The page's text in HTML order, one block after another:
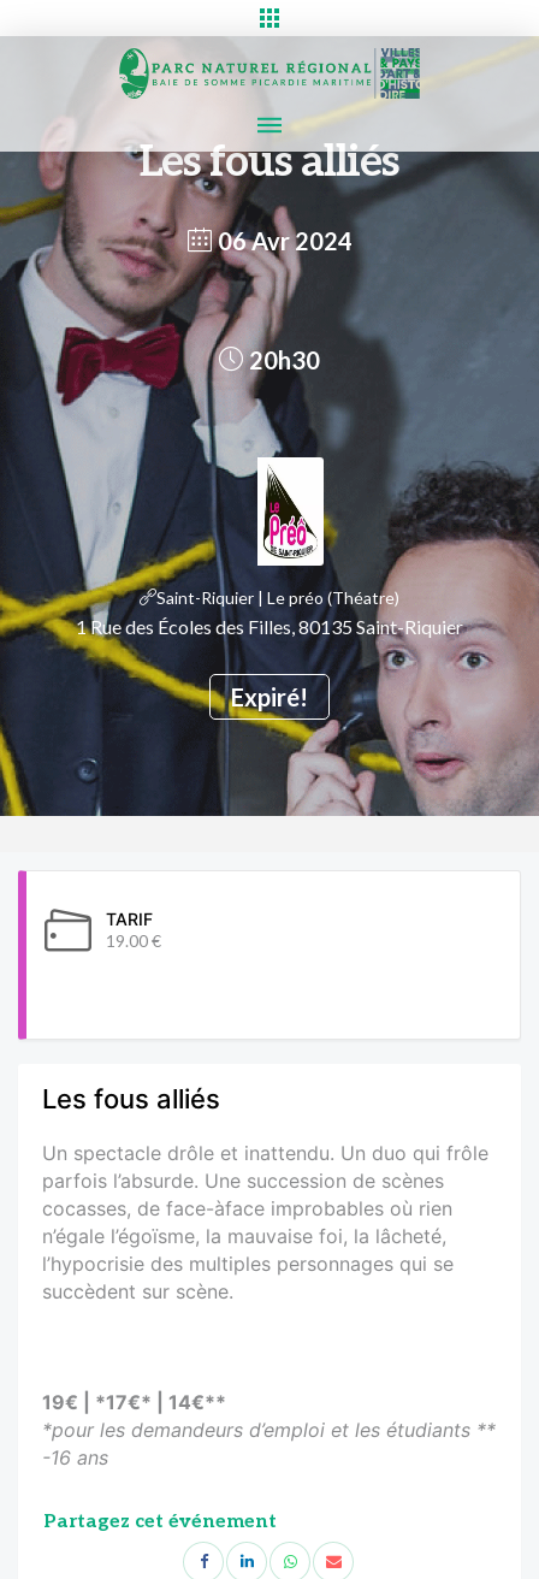
Les fous alliés
06 Avr 2024
Expiré!
20h30
Saint-Riquier | Le préo (Théatre)
1 Rue des Écoles des Filles, 80135 Saint-Riquier
TARIF
19.00 €
Les fous alliés
Un spectacle drôle et inattendu. Un duo qui frôle
parfois l’absurde. Une succession de scènes
cocasses, de face-àface improbables où rien
n’égale l’égoïsme, la mauvaise foi, la lâcheté,
l’hypocrisie des multiples personnages qui se
succèdent sur scène.
19€ | *17€* | 14€**
*pour les demandeurs d’emploi et les étudiants **
-16 ans
Partagez cet événement